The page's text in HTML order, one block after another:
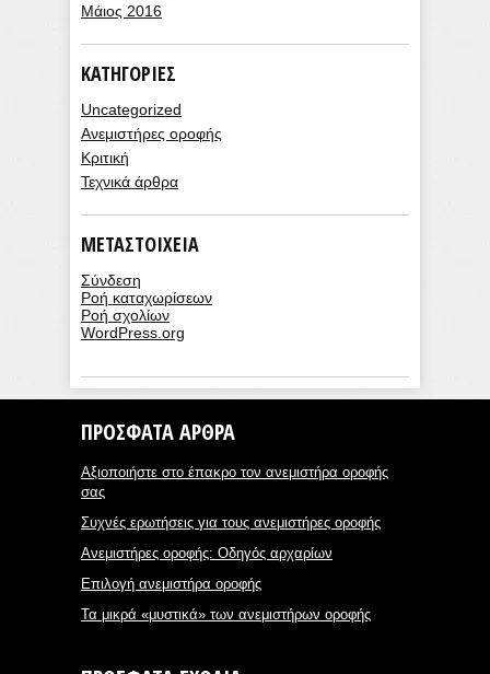
Μάιος 2016
KΑΤΗΓΟΡΊΕΣ
Uncategorized
Ανεμιστήρες οροφής
Κριτική
Τεχνικά άρθρα
ΜΕΤΑΣΤΟΙΧΕΊΑ
Σύνδεση
Ροή καταχωρίσεων
Ροή σχολίων
WordPress.org
ΠΡΌΣΦΑΤΑ ΆΡΘΡΑ
Αξιοποιήστε στο έπακρο τον ανεμιστήρα οροφής
σας
Συχνές ερωτήσεις για τους ανεμιστήρες οροφής
Ανεμιστήρες οροφής: Οδηγός αρχαρίων
Επιλογή ανεμιστήρα οροφής
Τα μικρά «μυστικά» των ανεμιστήρων οροφής